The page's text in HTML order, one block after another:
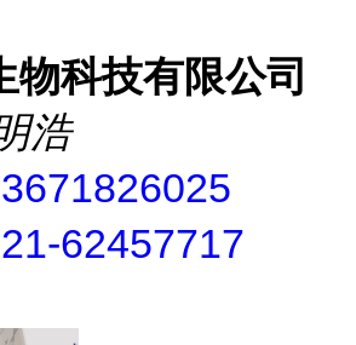
物科技有限公司
浩
62457717